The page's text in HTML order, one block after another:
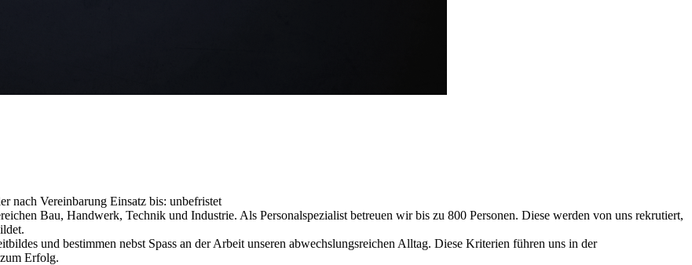
nach Vereinbarung Einsatz bis: unbefristet
Bau, Handwerk, Technik und Industrie. Als Personalspezialist betreuen wir bis zu 800 Personen. Diese werden von uns rekrutiert,
und bestimmen nebst Spass an der Arbeit unseren abwechslungsreichen Alltag. Diese Kriterien führen uns in der
Erfolg.